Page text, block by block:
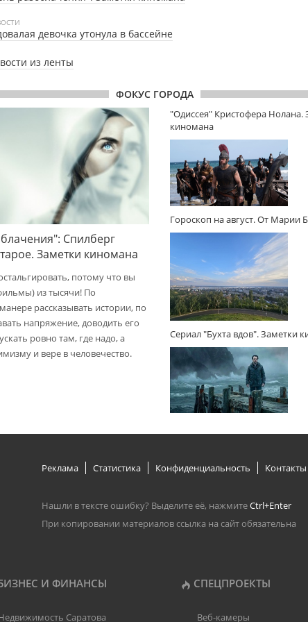
девочка утонула в бассейне
из ленты
ФОКУС ГОРОДА
Спилберг
Заметки киномана
потому что вы
из тысячи! По
рассказывать истории, по
напряжение, доводить его
ровно там, где надо, а
и вере в человечество.
"Одиссея" Кристофера Нолана.
киномана
Гороскоп на август. От Марии
Сериал "Бухта вдов". Заметки
Реклама Статистика Конфиденциальность Контакты
Нашли в тексте ошибку? Выделите её, нажмитеCtrl+Enter
При копировании материалов ссылка на сайт обязательна
И ФИНАНСЫ СПЕЦПРОЕКТЫ
Саратова Веб-камеры